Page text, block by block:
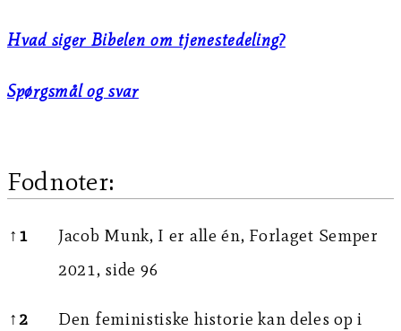
Hvad siger Bibelen om tjenestedeling?
Spørgsmål og svar
Fodnoter:
Fodnoter:
↑ 1
Jacob Munk, I er alle én, Forlaget Semper
2021, side 96
↑2
Den feministiske historie kan deles op i